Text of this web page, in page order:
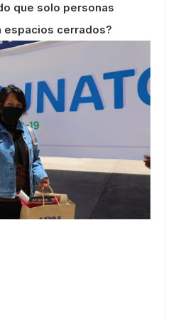
que solo personas
espacios cerrados?